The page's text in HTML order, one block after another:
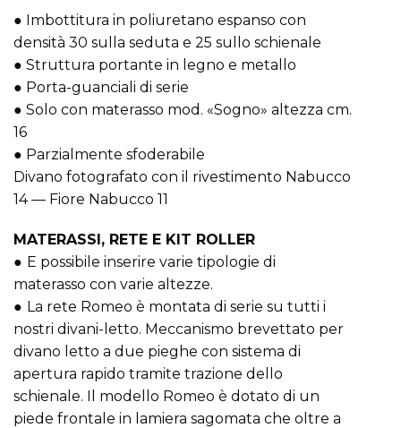
● Imbottitura in poliuretano espanso con
densità 30 sulla seduta e 25 sullo schienale
● Struttura portante in legno e metallo
● Porta-guanciali di serie
● Solo con materasso mod. «Sogno» altezza cm.
16
● Parzialmente sfoderabile
Divano fotografato con il rivestimento Nabucco
14 — Fiore Nabucco 11
MATERASSI, RETE E KIT ROLLER
● E possibile inserire varie tipologie di
materasso con varie altezze.
● La rete Romeo è montata di serie su tutti i
nostri divani-letto. Meccanismo brevettato per
divano letto a due pieghe con sistema di
apertura rapido tramite trazione dello
schienale. Il modello Romeo è dotato di un
piede frontale in lamiera sagomata che oltre a